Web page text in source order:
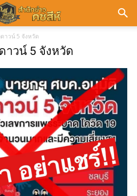
าวน์ 5 จังหวัด
าวน์ 5 จังหวัด